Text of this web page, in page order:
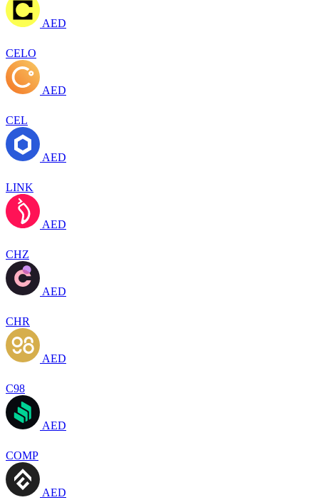
AED
CELO
AED
CEL
AED
LINK
AED
CHZ
AED
CHR
AED
C98
AED
COMP
AED